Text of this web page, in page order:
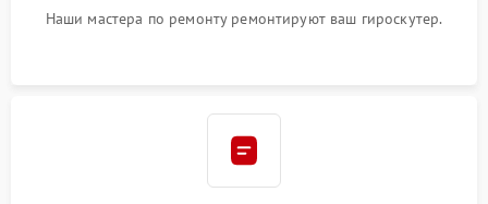
Наши мастера по ремонту ремонтируют ваш гироскутер.